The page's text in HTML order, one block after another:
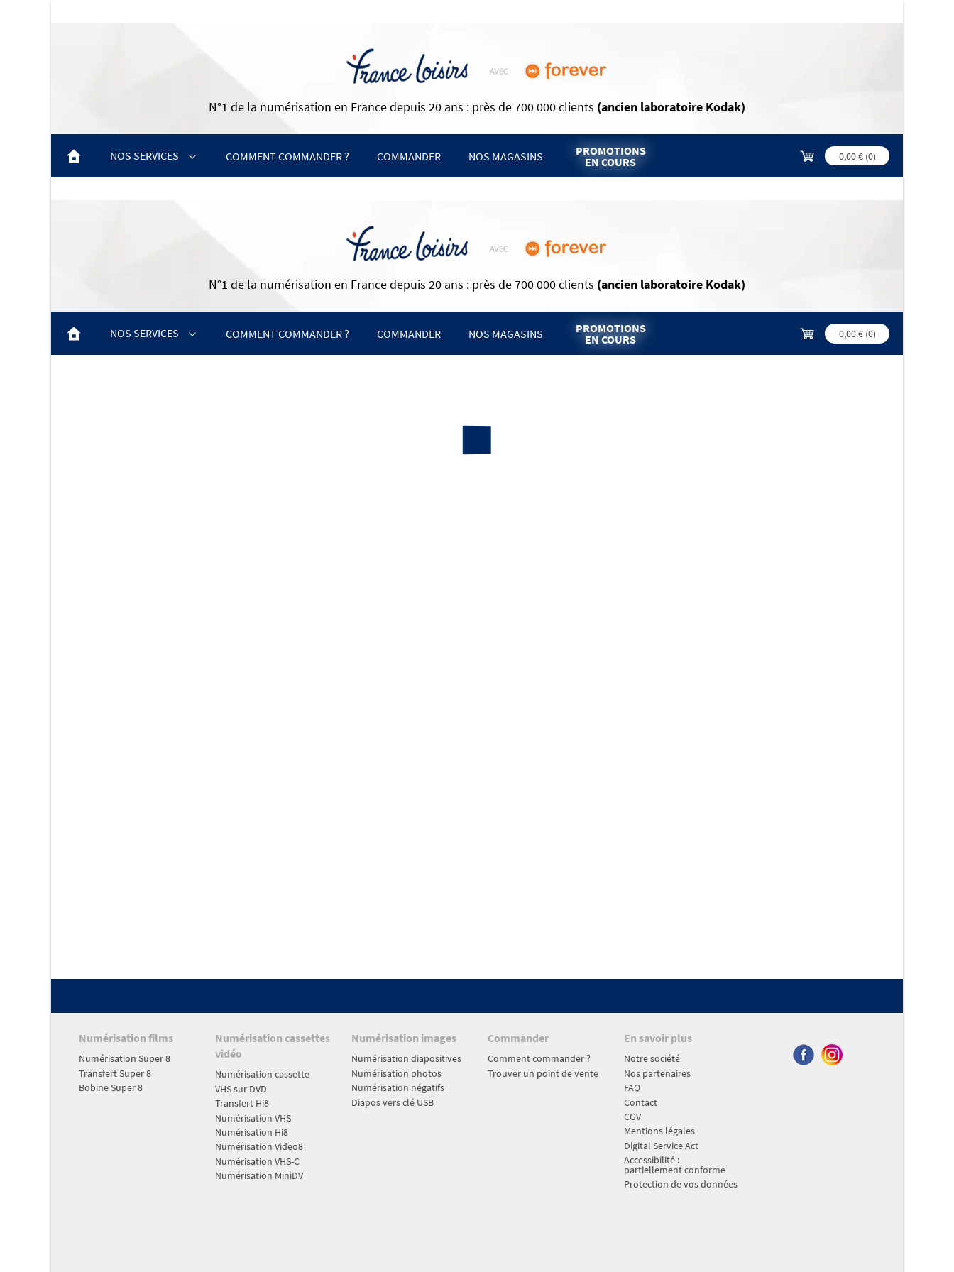
N°1 de la numérisation en France depuis 20 ans : près de 700 000 clients (ancien laboratoire Kodak)
NOS SERVICES
NUMÉRISATION DE PHOTOS
COMMENT COMMANDER ? COMMANDER NOS MAGASINS
PROMOTIONS
EN COURS
0,00 €(0)
N°1 de la numérisation en France depuis 20 ans : près de 700 000 clients (ancien laboratoire Kodak)
NOS SERVICES COMMENT COMMANDER ? COMMANDER NOS MAGASINS
PROMOTIONS
EN COURS
0,00 €(0)
Numérisation films
Numérisation Super 8
Transfert Super 8
Bobine Super 8
Numérisation cassettes
vidéo
Numérisation cassette
VHS sur DVD
Transfert Hi8
Numérisation VHS
Numérisation Hi8
Numérisation Video8
Numérisation VHS-C
Numérisation MiniDV
Numérisation images
Numérisation diapositives
Numérisation photos
Numérisation négatifs
Diapos vers clé USB
Commander
Comment commander ?
Trouver un point de vente
En savoir plus
Notre société
Nos partenaires
FAQ
Contact
CGV
Mentions légales
Digital Service Act
Accessibilité :
partiellement conforme
Protection de vos données